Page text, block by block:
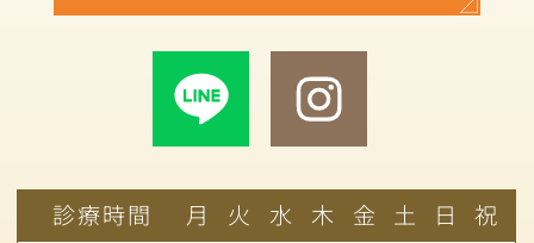
診療時間 月 火 水 木 金 土 日 祝